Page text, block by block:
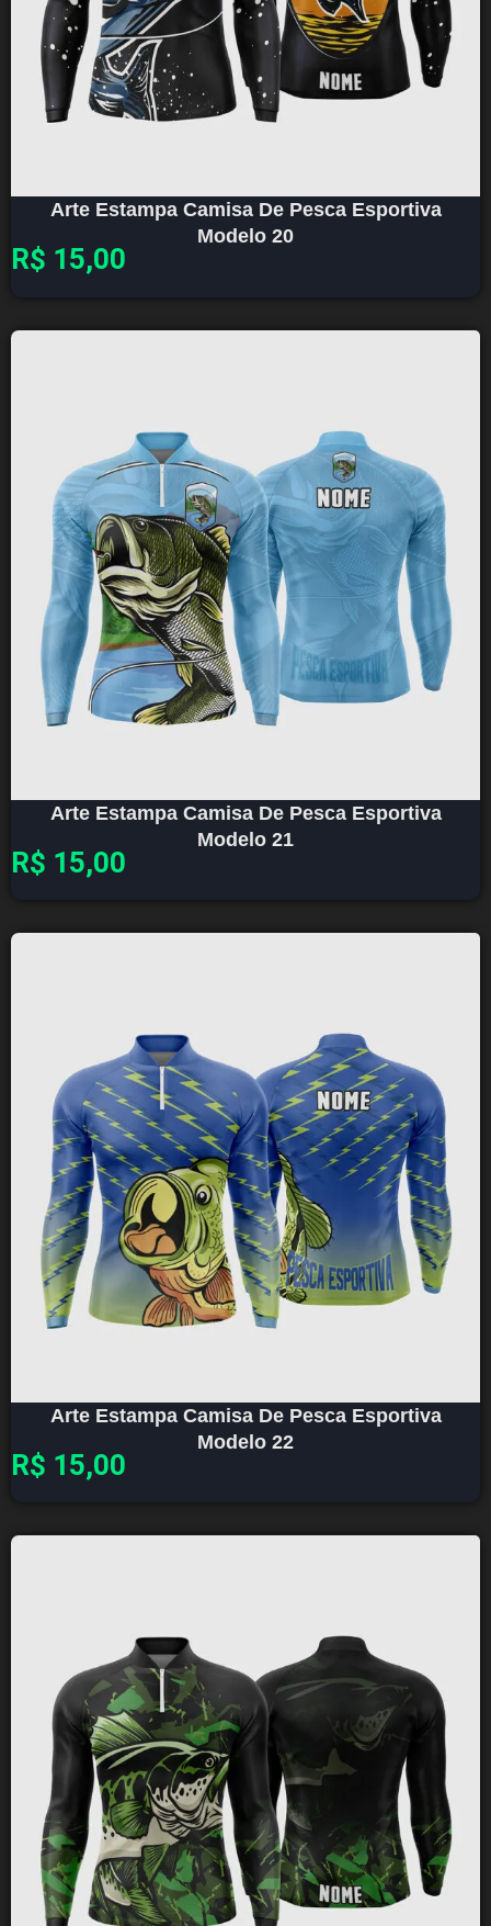
Arte Estampa Camisa De Pesca Esportiva
Modelo 20
R$ 15,00
Arte Estampa Camisa De Pesca Esportiva
Modelo 21
R$ 15,00
Arte Estampa Camisa De Pesca Esportiva
Modelo 22
R$ 15,00